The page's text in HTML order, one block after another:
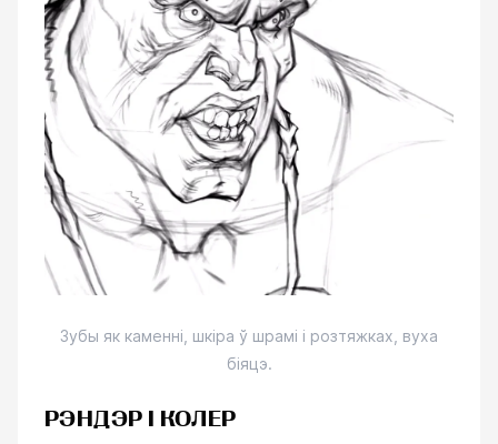
Зубы як каменні, шкіра ў шрамі і розтяжках, вуха
біяцэ.
РЭНДЭР І КОЛЕР